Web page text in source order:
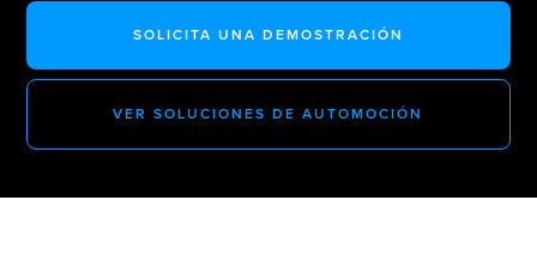
SOLICITA UNA DEMOSTRACIÓN
VER SOLUCIONES DE AUTOMOCIÓN